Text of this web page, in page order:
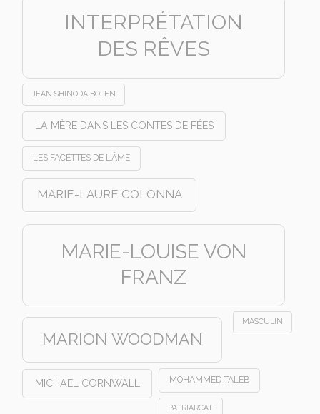
INTERPRÉTATION
DES RÊVES
JEAN SHINODA BOLEN
LA MÈRE DANS LES CONTES DE FÉES
LES FACETTES DE L'ÂME
MARIE-LAURE COLONNA
MARIE-LOUISE VON
FRANZ
MARION WOODMAN
MASCULIN
MICHAEL CORNWALL MOHAMMED TALEB
PATRIARCAT